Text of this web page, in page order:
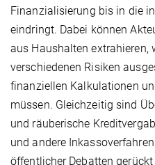
Finanzialisierung bis in die
eindringt. Dabei können
aus Haushalten extrahieren,
verschiedenen Risiken
finanziellen Kalkulationen
müssen. Gleichzeitig sind
und räuberische
und andere
öffentlicher Debatten